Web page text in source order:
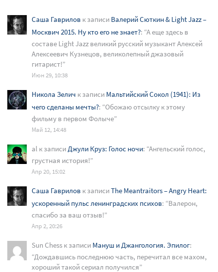
Саша Гаврилов к записи Валерий Сюткин & Light Jazz –
Москвич 2015. Ну кто его не знает?: “А еще здесь в
составе Light Jazz великий русский музыкант Алексей
Алексеевич Кузнецов, великолепный джазовый
гитарист!”
Июн 29, 10:38
Никола Зелич к записи Мальтийский Сокол (1941): Из
чего сделаны мечты?: “Обожаю отсылку к этому
фильму в первом Фолыче”
Май 12, 14:48
al к записиДжули Круз: Голос ночи: “Ангельский голос,
грустная история!”
Апр 20, 15:02
Саша Гаврилов к записиThe Meantraitors – Angry Heart:
ускоренный пульс ленинградских психов: “Валерон,
спасибо за ваш отзыв!”
Апр 2, 20:26
Sun Chess к записи Мануш и Джангология. Эпилог:
“Дождавшись последнюю часть, перечитал все махом,
хороший такой сериал получился”